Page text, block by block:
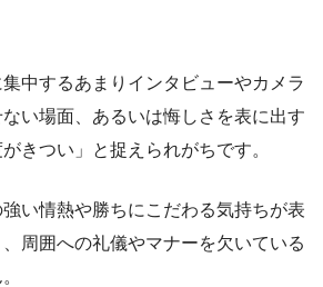
中するあまりインタビューやカメラ
い場面、あるいは悔しさを表に出す
きつい」と捉えられがちです。
い情熱や勝ちにこだわる気持ちが表
周囲への礼儀やマナーを欠いている